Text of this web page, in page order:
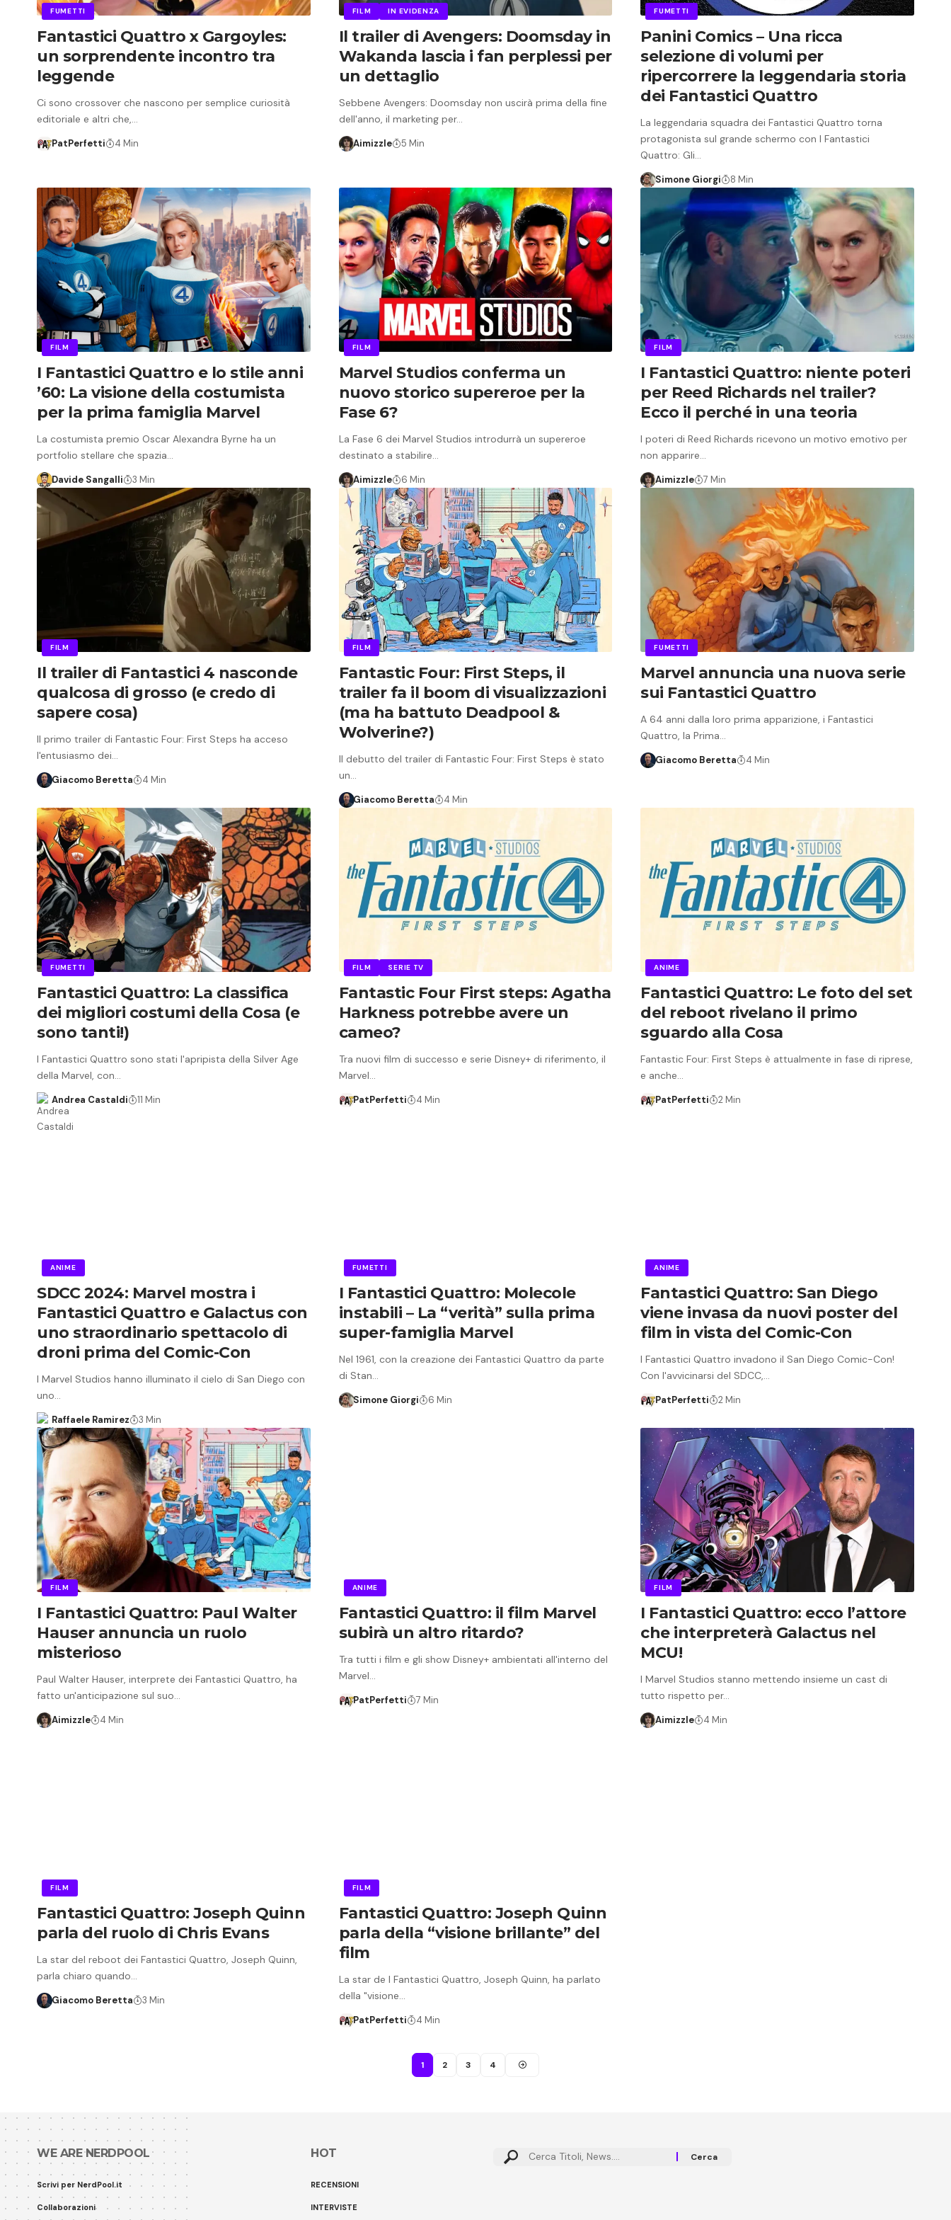
FUMETTI
Fantastici Quattro x Gargoyles:
un sorprendente incontro tra
leggende
Ci sono crossover che nascono per semplice curiosità
editoriale e altri che,…
PatPerfetti 4 Min
FILM IN EVIDENZA
Il trailer di Avengers: Doomsday in
Wakanda lascia i fan perplessi per
un dettaglio
Sebbene Avengers: Doomsday non uscirà prima della fine
dell'anno, il marketing per…
Aimizzle 5 Min
FUMETTI
Panini Comics – Una ricca
selezione di volumi per
ripercorrere la leggendaria storia
dei Fantastici Quattro
La leggendaria squadra dei Fantastici Quattro torna
protagonista sul grande schermo con I Fantastici
Quattro: Gli…
Simone Giorgi 8 Min
FILM
I Fantastici Quattro e lo stile anni
’60: La visione della costumista
per la prima famiglia Marvel
La costumista premio Oscar Alexandra Byrne ha un
portfolio stellare che spazia…
Davide Sangalli 3 Min
FILM
Marvel Studios conferma un
nuovo storico supereroe per la
Fase 6?
La Fase 6 dei Marvel Studios introdurrà un supereroe
destinato a stabilire…
Aimizzle 6 Min
FILM
I Fantastici Quattro: niente poteri
per Reed Richards nel trailer?
Ecco il perché in una teoria
I poteri di Reed Richards ricevono un motivo emotivo per
non apparire…
Aimizzle 7 Min
FILM
Il trailer di Fantastici 4 nasconde
qualcosa di grosso (e credo di
sapere cosa)
Il primo trailer di Fantastic Four: First Steps ha acceso
l'entusiasmo dei…
Giacomo Beretta 4 Min
FILM
Fantastic Four: First Steps, il
trailer fa il boom di visualizzazioni
(ma ha battuto Deadpool &
Wolverine?)
Il debutto del trailer di Fantastic Four: First Steps è stato
un…
Giacomo Beretta 4 Min
FUMETTI
Marvel annuncia una nuova serie
sui Fantastici Quattro
A 64 anni dalla loro prima apparizione, i Fantastici
Quattro, la Prima…
Giacomo Beretta 4 Min
FUMETTI
Fantastici Quattro: La classifica
dei migliori costumi della Cosa (e
sono tanti!)
I Fantastici Quattro sono stati l'apripista della Silver Age
della Marvel, con…
Andrea Castaldi 11 Min
FILM SERIE TV
Fantastic Four First steps: Agatha
Harkness potrebbe avere un
cameo?
Tra nuovi film di successo e serie Disney+ di riferimento, il
Marvel…
PatPerfetti 4 Min
ANIME
Fantastici Quattro: Le foto del set
del reboot rivelano il primo
sguardo alla Cosa
Fantastic Four: First Steps è attualmente in fase di riprese,
e anche…
PatPerfetti 2 Min
ANIME
SDCC 2024: Marvel mostra i
Fantastici Quattro e Galactus con
uno straordinario spettacolo di
droni prima del Comic-Con
I Marvel Studios hanno illuminato il cielo di San Diego con
uno…
Raffaele Ramirez 3 Min
FUMETTI
I Fantastici Quattro: Molecole
instabili – La “verità” sulla prima
super-famiglia Marvel
Nel 1961, con la creazione dei Fantastici Quattro da parte
di Stan…
Simone Giorgi 6 Min
ANIME
Fantastici Quattro: San Diego
viene invasa da nuovi poster del
film in vista del Comic-Con
I Fantastici Quattro invadono il San Diego Comic-Con!
Con l'avvicinarsi del SDCC,…
PatPerfetti 2 Min
FILM
I Fantastici Quattro: Paul Walter
Hauser annuncia un ruolo
misterioso
Paul Walter Hauser, interprete dei Fantastici Quattro, ha
fatto un'anticipazione sul suo…
Aimizzle 4 Min
ANIME
Fantastici Quattro: il film Marvel
subirà un altro ritardo?
Tra tutti i film e gli show Disney+ ambientati all'interno del
Marvel…
PatPerfetti 7 Min
FILM
I Fantastici Quattro: ecco l’attore
che interpreterà Galactus nel
MCU!
I Marvel Studios stanno mettendo insieme un cast di
tutto rispetto per…
Aimizzle 4 Min
FILM
Fantastici Quattro: Joseph Quinn
parla del ruolo di Chris Evans
La star del reboot dei Fantastici Quattro, Joseph Quinn,
parla chiaro quando…
Giacomo Beretta 3 Min
FILM
Fantastici Quattro: Joseph Quinn
parla della “visione brillante” del
film
La star de I Fantastici Quattro, Joseph Quinn, ha parlato
della "visione…
PatPerfetti 4 Min
1 2 3 4
WE ARE NERDPOOL
Scrivi per NerdPool.it
Collaborazioni
HOT
RECENSIONI
INTERVISTE
Cerca: